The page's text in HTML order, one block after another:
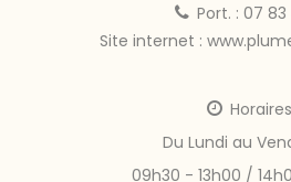
Port. : 07 83
Site internet :
Horaires
Du Lundi au
09h30 - 13h00 /